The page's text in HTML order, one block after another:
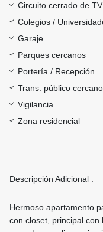
Circuito cerrado de TV
Colegios /
Garaje
Parques cercanos
Portería / Recepción
Trans. público cercano
Vigilancia
Zona residencial
Descripción Adicional :
Hermoso apartamento
con closet, principal con